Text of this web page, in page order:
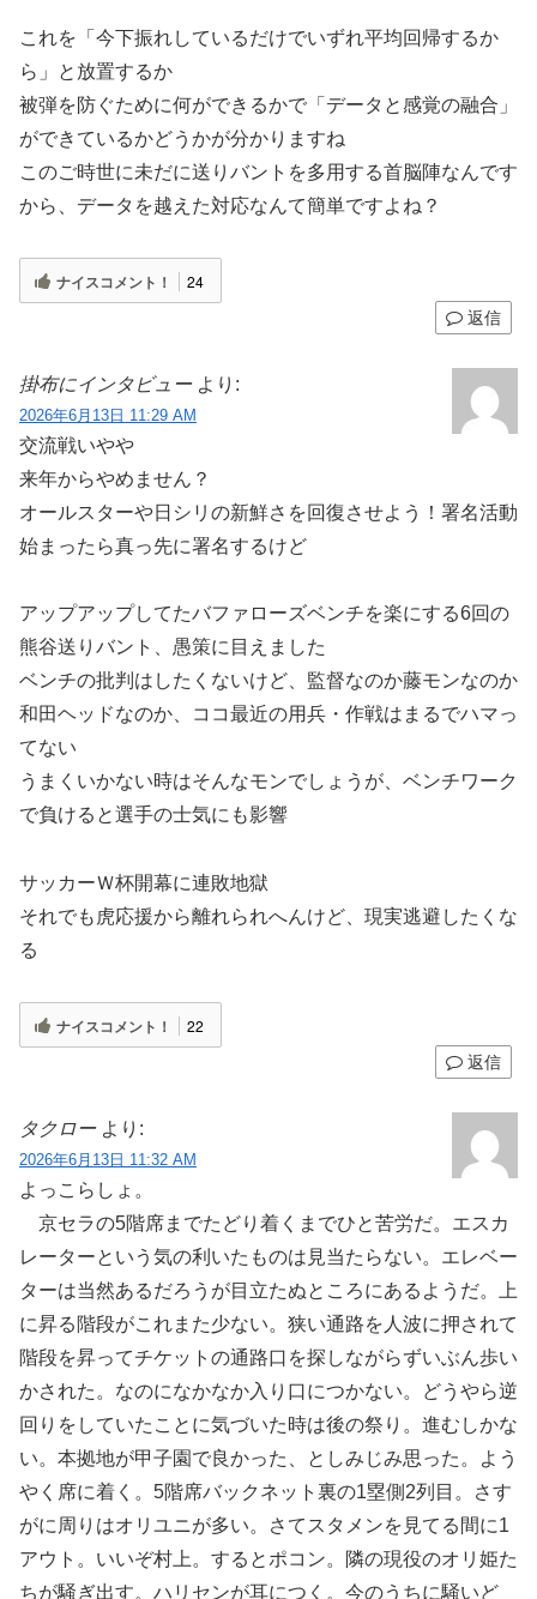
これを「今下振れしているだけでいずれ平均回帰するか
ら」と放置するか
被弾を防ぐために何ができるかで「データと感覚の融合」
ができているかどうかが分かりますね
このご時世に未だに送りバントを多用する首脳陣なんです
から、データを越えた対応なんて簡単ですよね？
ナイスコメント！ 24
返信
掛布にインタビュー より:
2026年6月13日 11:29 AM
交流戦いやや
来年からやめません？
オールスターや日シリの新鮮さを回復させよう！署名活動
始まったら真っ先に署名するけど
アップアップしてたバファローズベンチを楽にする6回の
熊谷送りバント、愚策に目えました
ベンチの批判はしたくないけど、監督なのか藤モンなのか
和田ヘッドなのか、ココ最近の用兵・作戦はまるでハマっ
てない
うまくいかない時はそんなモンでしょうが、ベンチワーク
で負けると選手の士気にも影響
サッカーＷ杯開幕に連敗地獄
それでも虎応援から離れられへんけど、現実逃避したくな
る
ナイスコメント！ 22
返信
タクロー より:
2026年6月13日 11:32 AM
よっこらしょ。
京セラの5階席までたどり着くまでひと苦労だ。エスカ
レーターという気の利いたものは見当たらない。エレベー
ターは当然あるだろうが目立たぬところにあるようだ。上
に昇る階段がこれまた少ない。狭い通路を人波に押されて
階段を昇ってチケットの通路口を探しながらずいぶん歩い
かされた。なのになかなか入り口につかない。どうやら逆
回りをしていたことに気づいた時は後の祭り。進むしかな
い。本拠地が甲子園で良かった、としみじみ思った。よう
やく席に着く。5階席バックネット裏の1塁側2列目。さす
がに周りはオリユニが多い。さてスタメンを見てる間に1
アウト。いいぞ村上。するとポコン。隣の現役のオリ姫た
ちが騒ぎ出す。ハリセンが耳につく。今のうちに騒いど